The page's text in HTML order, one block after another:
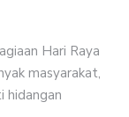
Hari Raya
masyarakat,
hidangan